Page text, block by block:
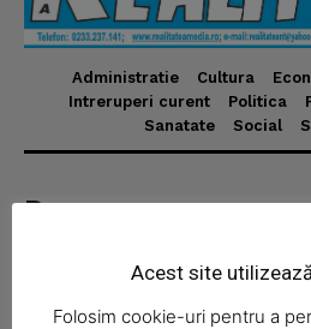
Administratie Cultura
Intreruperi curent
Politica
Sanatate
Social
Despre
disponibil în format fizic și online.
Acest site
Folosim cookie-uri pentru a